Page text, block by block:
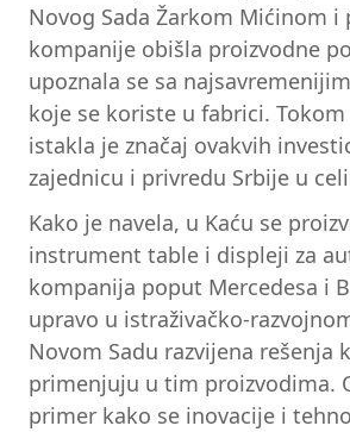
Novog Sada Žarkom Mićinom i
kompanije obišla proizvodne
upoznala se sa
koje se koriste u fabrici.
istakla je značaj ovakvih
zajednicu i privredu Srbije u
Kako je navela, u Kaću se
instrument table i displeji za
kompanija poput Mercedesa i
upravo u istraživačko-
Novom Sadu razvijena rešenja
primenjuju u tim proizvodima.
primer kako se inovacije i